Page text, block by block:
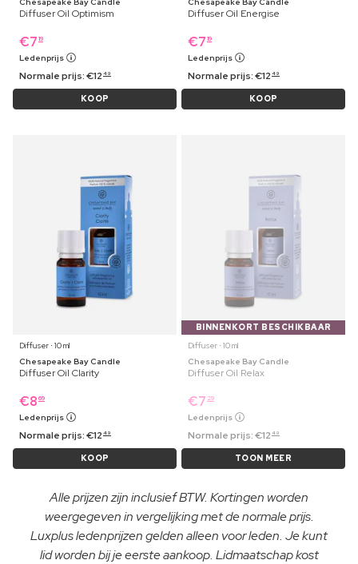
Diffuser Oil Optimism
€7 19
Ledenprijs
Normale prijs:€12 49
KOOP
Diffuser Oil Energise
€7 19
Ledenprijs
Normale prijs:€12 49
KOOP
Diffuser ⋅ 10 ml
Chesapeake Bay Candle
Diffuser Oil Clarity
€8 69
Ledenprijs
Normale prijs:€12 49
KOOP
BINNENKORT BESCHIKBAAR
Diffuser ⋅ 10 ml
Chesapeake Bay Candle
Diffuser Oil Relax
€7 29
Ledenprijs
Normale prijs:€12 49
TOON MEER
Alle prijzen zijn inclusief BTW. Kortingen worden
weergegeven in vergelijking met de normale prijs.
Luxplus ledenprijzen gelden alleen voor leden. Je kunt
lid worden bij je eerste aankoop. Lidmaatschap kost